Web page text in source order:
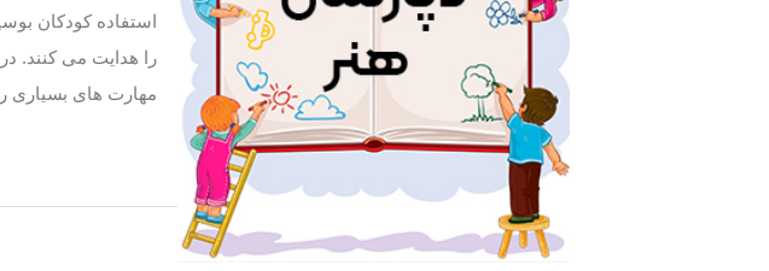
استفاده کودکان
را هدایت می کنند.
مهارت های بسیاری